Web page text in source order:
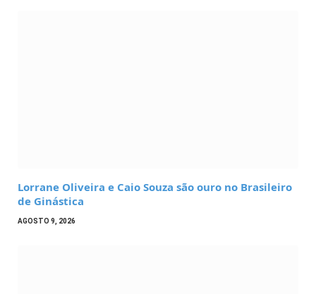
Lorrane Oliveira e Caio Souza são ouro no Brasileiro
de Ginástica
AGOSTO 9, 2026